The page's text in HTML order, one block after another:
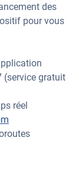
des
pour vous
(service gratuit
réel